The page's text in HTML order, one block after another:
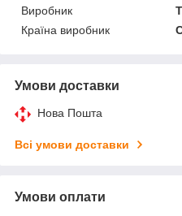
Виробник
Країна виробник
Умови доставки
Нова Пошта
Всі умови доставки
Умови оплати